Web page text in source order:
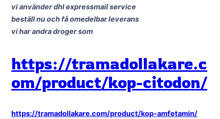
vi använder dhl expressmail service
beställ nu och få omedelbar leverans
vi har andra droger som
https://tramadollakare.c
om/product/kop-citodon/
https://tramadollakare.com/product/kop-amfetamin/